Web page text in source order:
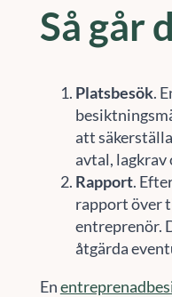
Så går
Platsbesök.
att
avtal, lagkrav
Rapport.
rapport över
entreprenör.
åtgärda
En